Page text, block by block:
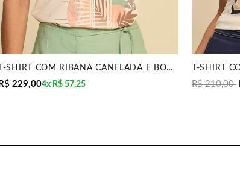
T-SHIRT COM RIBANA CANELADA E BORDADO MANUAL MIRA
R$ 229,004x R$ 57,25 R$ 210,00